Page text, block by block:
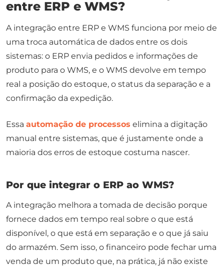
entre ERP e WMS?
A integração entre ERP e WMS funciona por meio de
uma troca automática de dados entre os dois
sistemas: o ERP envia pedidos e informações de
produto para o WMS, e o WMS devolve em tempo
real a posição do estoque, o status da separação e a
confirmação da expedição.
Essa automação de processos elimina a digitação
manual entre sistemas, que é justamente onde a
maioria dos erros de estoque costuma nascer.
Por que integrar o ERP ao WMS?
A integração melhora a tomada de decisão porque
fornece dados em tempo real sobre o que está
disponível, o que está em separação e o que já saiu
do armazém. Sem isso, o financeiro pode fechar uma
venda de um produto que, na prática, já não existe